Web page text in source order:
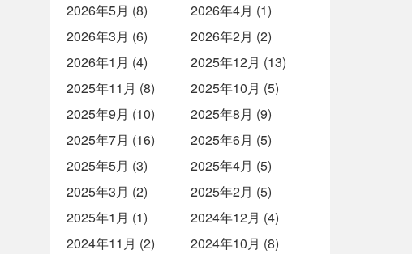
2026年5月 (8)
2026年4月 (1)
2026年3月 (6)
2026年2月 (2)
2026年1月 (4)
2025年12月 (13)
2025年11月 (8)
2025年10月 (5)
2025年9月 (10)
2025年8月 (9)
2025年7月 (16)
2025年6月 (5)
2025年5月 (3)
2025年4月 (5)
2025年3月 (2)
2025年2月 (5)
2025年1月 (1)
2024年12月 (4)
2024年11月 (2)
2024年10月 (8)